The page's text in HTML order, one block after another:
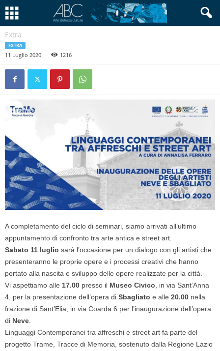
Extra
EXTRA
11 Luglio 2020 1216
A completamento del ciclo di seminari, siamo arrivati all’ultimo
appuntamento di confronto tra arte antica e street art.
Sabato 11 luglio sarà l’occasione per un dialogo con gli artisti che
presenteranno le proprie opere e i processi creativi che hanno
portato alla nascita e sviluppo delle opere realizzate per la città.
Vi aspettiamo alle 17.00 presso il Museo Civico , in via Sant’Anna
4, per la presentazione dell’opera di Sbagliato e alle 20.00 nella
frazione di Sant’Elia, in via Coarda 6 per l’inaugurazione dell’opera
di Neve
Linguaggi Contemporanei tra affreschi e street art fa parte del
progetto Trame, Tracce di Memoria, sostenuto dalla Regione Lazio